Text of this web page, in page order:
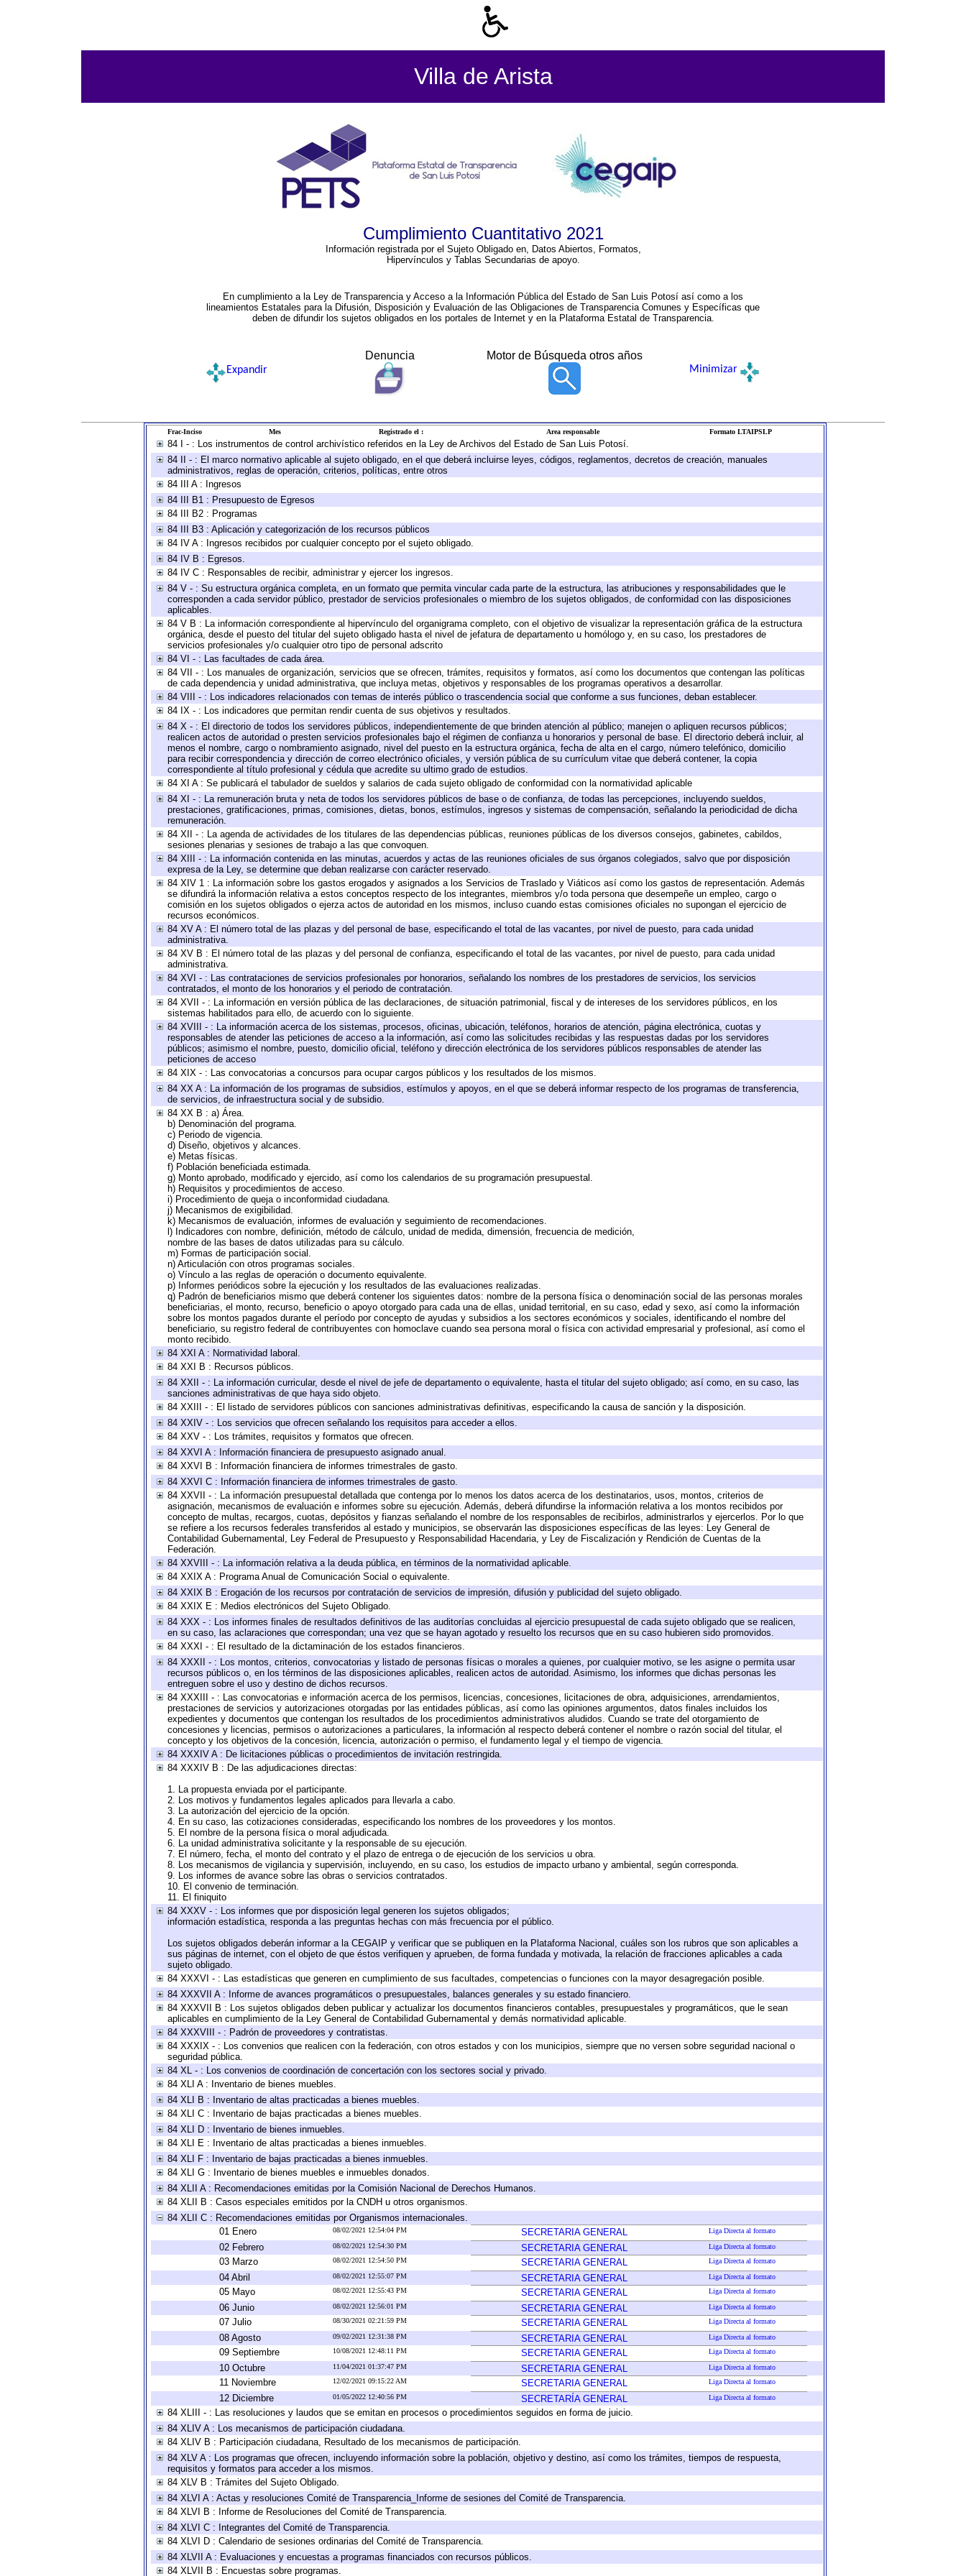
Villa de Arista
Cumplimiento Cuantitativo 2021
Información registrada por el Sujeto Obligado en, Datos Abiertos, Formatos,
Hipervínculos y Tablas Secundarias de apoyo.
En cumplimiento a la Ley de Transparencia y Acceso a la Información Pública del Estado de San Luis Potosí así como a los
lineamientos Estatales para la Difusión, Disposición y Evaluación de las Obligaciones de Transparencia Comunes y Específicas que
deben de difundir los sujetos obligados en los portales de Internet y en la Plataforma Estatal de Transparencia.
Denuncia Motor de Búsqueda otros años
Expandir Minimizar
Frac-Inciso Mes Registrado el : Area responsable Formato LTAIPSLP
84 I - : Los instrumentos de control archivístico referidos en la Ley de Archivos del Estado de San Luis Potosí.
84 II - : El marco normativo aplicable al sujeto obligado, en el que deberá incluirse leyes, códigos, reglamentos, decretos de creación, manuales
administrativos, reglas de operación, criterios, políticas, entre otros
84 III A : Ingresos
84 III B1 : Presupuesto de Egresos
84 III B2 : Programas
84 III B3 : Aplicación y categorización de los recursos públicos
84 IV A : Ingresos recibidos por cualquier concepto por el sujeto obligado.
84 IV B : Egresos.
84 IV C : Responsables de recibir, administrar y ejercer los ingresos.
84 V - : Su estructura orgánica completa, en un formato que permita vincular cada parte de la estructura, las atribuciones y responsabilidades que le
corresponden a cada servidor público, prestador de servicios profesionales o miembro de los sujetos obligados, de conformidad con las disposiciones
aplicables.
84 V B : La información correspondiente al hipervínculo del organigrama completo, con el objetivo de visualizar la representación gráfica de la estructura
orgánica, desde el puesto del titular del sujeto obligado hasta el nivel de jefatura de departamento u homólogo y, en su caso, los prestadores de
servicios profesionales y/o cualquier otro tipo de personal adscrito
84 VI - : Las facultades de cada área.
84 VII - : Los manuales de organización, servicios que se ofrecen, trámites, requisitos y formatos, así como los documentos que contengan las políticas
de cada dependencia y unidad administrativa, que incluya metas, objetivos y responsables de los programas operativos a desarrollar.
84 VIII - : Los indicadores relacionados con temas de interés público o trascendencia social que conforme a sus funciones, deban establecer.
84 IX - : Los indicadores que permitan rendir cuenta de sus objetivos y resultados.
84 X - : El directorio de todos los servidores públicos, independientemente de que brinden atención al público; manejen o apliquen recursos públicos;
realicen actos de autoridad o presten servicios profesionales bajo el régimen de confianza u honorarios y personal de base. El directorio deberá incluir, al
menos el nombre, cargo o nombramiento asignado, nivel del puesto en la estructura orgánica, fecha de alta en el cargo, número telefónico, domicilio
para recibir correspondencia y dirección de correo electrónico oficiales, y versión pública de su currículum vitae que deberá contener, la copia
correspondiente al título profesional y cédula que acredite su ultimo grado de estudios.
84 XI A : Se publicará el tabulador de sueldos y salarios de cada sujeto obligado de conformidad con la normatividad aplicable
84 XI - : La remuneración bruta y neta de todos los servidores públicos de base o de confianza, de todas las percepciones, incluyendo sueldos,
prestaciones, gratificaciones, primas, comisiones, dietas, bonos, estímulos, ingresos y sistemas de compensación, señalando la periodicidad de dicha
remuneración.
84 XII - : La agenda de actividades de los titulares de las dependencias públicas, reuniones públicas de los diversos consejos, gabinetes, cabildos,
sesiones plenarias y sesiones de trabajo a las que convoquen.
84 XIII - : La información contenida en las minutas, acuerdos y actas de las reuniones oficiales de sus órganos colegiados, salvo que por disposición
expresa de la Ley, se determine que deban realizarse con carácter reservado.
84 XIV 1 : La información sobre los gastos erogados y asignados a los Servicios de Traslado y Viáticos así como los gastos de representación. Además
se difundirá la información relativa a estos conceptos respecto de los integrantes, miembros y/o toda persona que desempeñe un empleo, cargo o
comisión en los sujetos obligados o ejerza actos de autoridad en los mismos, incluso cuando estas comisiones oficiales no supongan el ejercicio de
recursos económicos.
84 XV A : El número total de las plazas y del personal de base, especificando el total de las vacantes, por nivel de puesto, para cada unidad
administrativa.
84 XV B : El número total de las plazas y del personal de confianza, especificando el total de las vacantes, por nivel de puesto, para cada unidad
administrativa.
84 XVI - : Las contrataciones de servicios profesionales por honorarios, señalando los nombres de los prestadores de servicios, los servicios
contratados, el monto de los honorarios y el periodo de contratación.
84 XVII - : La información en versión pública de las declaraciones, de situación patrimonial, fiscal y de intereses de los servidores públicos, en los
sistemas habilitados para ello, de acuerdo con lo siguiente.
84 XVIII - : La información acerca de los sistemas, procesos, oficinas, ubicación, teléfonos, horarios de atención, página electrónica, cuotas y
responsables de atender las peticiones de acceso a la información, así como las solicitudes recibidas y las respuestas dadas por los servidores
públicos; asimismo el nombre, puesto, domicilio oficial, teléfono y dirección electrónica de los servidores públicos responsables de atender las
peticiones de acceso
84 XIX - : Las convocatorias a concursos para ocupar cargos públicos y los resultados de los mismos.
84 XX A : La información de los programas de subsidios, estímulos y apoyos, en el que se deberá informar respecto de los programas de transferencia,
de servicios, de infraestructura social y de subsidio.
84 XX B : a) Área.
b) Denominación del programa.
c) Periodo de vigencia.
d) Diseño, objetivos y alcances.
e) Metas físicas.
f) Población beneficiada estimada.
g) Monto aprobado, modificado y ejercido, así como los calendarios de su programación presupuestal.
h) Requisitos y procedimientos de acceso.
i) Procedimiento de queja o inconformidad ciudadana.
j) Mecanismos de exigibilidad.
k) Mecanismos de evaluación, informes de evaluación y seguimiento de recomendaciones.
l) Indicadores con nombre, definición, método de cálculo, unidad de medida, dimensión, frecuencia de medición,
nombre de las bases de datos utilizadas para su cálculo.
m) Formas de participación social.
n) Articulación con otros programas sociales.
o) Vínculo a las reglas de operación o documento equivalente.
p) Informes periódicos sobre la ejecución y los resultados de las evaluaciones realizadas.
q) Padrón de beneficiarios mismo que deberá contener los siguientes datos: nombre de la persona física o denominación social de las personas morales
beneficiarias, el monto, recurso, beneficio o apoyo otorgado para cada una de ellas, unidad territorial, en su caso, edad y sexo, así como la información
sobre los montos pagados durante el período por concepto de ayudas y subsidios a los sectores económicos y sociales, identificando el nombre del
beneficiario, su registro federal de contribuyentes con homoclave cuando sea persona moral o física con actividad empresarial y profesional, así como el
monto recibido.
84 XXI A : Normatividad laboral.
84 XXI B : Recursos públicos.
84 XXII - : La información curricular, desde el nivel de jefe de departamento o equivalente, hasta el titular del sujeto obligado; así como, en su caso, las
sanciones administrativas de que haya sido objeto.
84 XXIII - : El listado de servidores públicos con sanciones administrativas definitivas, especificando la causa de sanción y la disposición.
84 XXIV - : Los servicios que ofrecen señalando los requisitos para acceder a ellos.
84 XXV - : Los trámites, requisitos y formatos que ofrecen.
84 XXVI A : Información financiera de presupuesto asignado anual.
84 XXVI B : Información financiera de informes trimestrales de gasto.
84 XXVI C : Información financiera de informes trimestrales de gasto.
84 XXVII - : La información presupuestal detallada que contenga por lo menos los datos acerca de los destinatarios, usos, montos, criterios de
asignación, mecanismos de evaluación e informes sobre su ejecución. Además, deberá difundirse la información relativa a los montos recibidos por
concepto de multas, recargos, cuotas, depósitos y fianzas señalando el nombre de los responsables de recibirlos, administrarlos y ejercerlos. Por lo que
se refiere a los recursos federales transferidos al estado y municipios, se observarán las disposiciones específicas de las leyes: Ley General de
Contabilidad Gubernamental, Ley Federal de Presupuesto y Responsabilidad Hacendaria, y Ley de Fiscalización y Rendición de Cuentas de la
Federación.
84 XXVIII - : La información relativa a la deuda pública, en términos de la normatividad aplicable.
84 XXIX A : Programa Anual de Comunicación Social o equivalente.
84 XXIX B : Erogación de los recursos por contratación de servicios de impresión, difusión y publicidad del sujeto obligado.
84 XXIX E : Medios electrónicos del Sujeto Obligado.
84 XXX - : Los informes finales de resultados definitivos de las auditorías concluidas al ejercicio presupuestal de cada sujeto obligado que se realicen,
en su caso, las aclaraciones que correspondan; una vez que se hayan agotado y resuelto los recursos que en su caso hubieren sido promovidos.
84 XXXI - : El resultado de la dictaminación de los estados financieros.
84 XXXII - : Los montos, criterios, convocatorias y listado de personas físicas o morales a quienes, por cualquier motivo, se les asigne o permita usar
recursos públicos o, en los términos de las disposiciones aplicables, realicen actos de autoridad. Asimismo, los informes que dichas personas les
entreguen sobre el uso y destino de dichos recursos.
84 XXXIII - : Las convocatorias e información acerca de los permisos, licencias, concesiones, licitaciones de obra, adquisiciones, arrendamientos,
prestaciones de servicios y autorizaciones otorgadas por las entidades públicas, así como las opiniones argumentos, datos finales incluidos los
expedientes y documentos que contengan los resultados de los procedimientos administrativos aludidos. Cuando se trate del otorgamiento de
concesiones y licencias, permisos o autorizaciones a particulares, la información al respecto deberá contener el nombre o razón social del titular, el
concepto y los objetivos de la concesión, licencia, autorización o permiso, el fundamento legal y el tiempo de vigencia.
84 XXXIV A : De licitaciones públicas o procedimientos de invitación restringida.
84 XXXIV B : De las adjudicaciones directas:
1. La propuesta enviada por el participante.
2. Los motivos y fundamentos legales aplicados para llevarla a cabo.
3. La autorización del ejercicio de la opción.
4. En su caso, las cotizaciones consideradas, especificando los nombres de los proveedores y los montos.
5. El nombre de la persona física o moral adjudicada.
6. La unidad administrativa solicitante y la responsable de su ejecución.
7. El número, fecha, el monto del contrato y el plazo de entrega o de ejecución de los servicios u obra.
8. Los mecanismos de vigilancia y supervisión, incluyendo, en su caso, los estudios de impacto urbano y ambiental, según corresponda.
9. Los informes de avance sobre las obras o servicios contratados.
10. El convenio de terminación.
11. El finiquito
84 XXXV - : Los informes que por disposición legal generen los sujetos obligados;
información estadística, responda a las preguntas hechas con más frecuencia por el público.
Los sujetos obligados deberán informar a la CEGAIP y verificar que se publiquen en la Plataforma Nacional, cuáles son los rubros que son aplicables a
sus páginas de internet, con el objeto de que éstos verifiquen y aprueben, de forma fundada y motivada, la relación de fracciones aplicables a cada
sujeto obligado.
84 XXXVI - : Las estadísticas que generen en cumplimiento de sus facultades, competencias o funciones con la mayor desagregación posible.
84 XXXVII A : Informe de avances programáticos o presupuestales, balances generales y su estado financiero.
84 XXXVII B : Los sujetos obligados deben publicar y actualizar los documentos financieros contables, presupuestales y programáticos, que le sean
aplicables en cumplimiento de la Ley General de Contabilidad Gubernamental y demás normatividad aplicable.
84 XXXVIII - : Padrón de proveedores y contratistas.
84 XXXIX - : Los convenios que realicen con la federación, con otros estados y con los municipios, siempre que no versen sobre seguridad nacional o
seguridad pública.
84 XL - : Los convenios de coordinación de concertación con los sectores social y privado.
84 XLI A : Inventario de bienes muebles.
84 XLI B : Inventario de altas practicadas a bienes muebles.
84 XLI C : Inventario de bajas practicadas a bienes muebles.
84 XLI D : Inventario de bienes inmuebles.
84 XLI E : Inventario de altas practicadas a bienes inmuebles.
84 XLI F : Inventario de bajas practicadas a bienes inmuebles.
84 XLI G : Inventario de bienes muebles e inmuebles donados.
84 XLII A : Recomendaciones emitidas por la Comisión Nacional de Derechos Humanos.
84 XLII B : Casos especiales emitidos por la CNDH u otros organismos.
84 XLII C : Recomendaciones emitidas por Organismos internacionales.
01 Enero
08/02/2021 12:54:04 PM SECRETARIA GENERAL Liga Directa al formato
02 Febrero 08/02/2021 12:54:30 PM SECRETARIA GENERAL Liga Directa al formato
03 Marzo 08/02/2021 12:54:50 PM SECRETARIA GENERAL Liga Directa al formato
04 Abril 08/02/2021 12:55:07 PM SECRETARIA GENERAL Liga Directa al formato
05 Mayo 08/02/2021 12:55:43 PM SECRETARIA GENERAL Liga Directa al formato
06 Junio 08/02/2021 12:56:01 PM SECRETARIA GENERAL Liga Directa al formato
07 Julio 08/30/2021 02:21:59 PM SECRETARIA GENERAL Liga Directa al formato
08 Agosto 09/02/2021 12:31:38 PM SECRETARIA GENERAL Liga Directa al formato
09 Septiembre 10/08/2021 12:48:11 PM SECRETARIA GENERAL Liga Directa al formato
10 Octubre 11/04/2021 01:37:47 PM SECRETARIA GENERAL Liga Directa al formato
11 Noviembre 12/02/2021 09:15:22 AM SECRETARIA GENERAL Liga Directa al formato
12 Diciembre 01/05/2022 12:40:56 PM SECRETARÍA GENERAL Liga Directa al formato
84 XLIII - : Las resoluciones y laudos que se emitan en procesos o procedimientos seguidos en forma de juicio.
84 XLIV A : Los mecanismos de participación ciudadana.
84 XLIV B : Participación ciudadana, Resultado de los mecanismos de participación.
84 XLV A : Los programas que ofrecen, incluyendo información sobre la población, objetivo y destino, así como los trámites, tiempos de respuesta,
requisitos y formatos para acceder a los mismos.
84 XLV B : Trámites del Sujeto Obligado.
84 XLVI A : Actas y resoluciones Comité de Transparencia_Informe de sesiones del Comité de Transparencia.
84 XLVI B : Informe de Resoluciones del Comité de Transparencia.
84 XLVI C : Integrantes del Comité de Transparencia.
84 XLVI D : Calendario de sesiones ordinarias del Comité de Transparencia.
84 XLVII A : Evaluaciones y encuestas a programas financiados con recursos públicos.
84 XLVII B : Encuestas sobre programas.